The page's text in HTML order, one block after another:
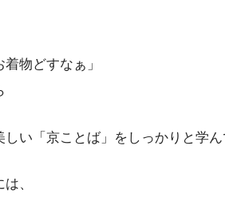
着物どすなぁ」
い「京ことば」をしっかりと学ん
、